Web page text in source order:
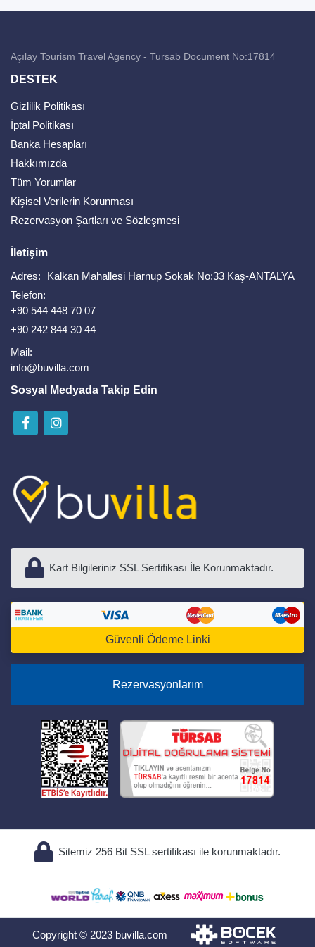
Açılay Tourism Travel Agency - Tursab Document No:17814
DESTEK
Gizlilik Politikası
İptal Politikası
Banka Hesapları
Hakkımızda
Tüm Yorumlar
Kişisel Verilerin Korunması
Rezervasyon Şartları ve Sözleşmesi
İletişim
Adres:
Kalkan Mahallesi Harnup Sokak No:33 Kaş-ANTALYA
Telefon:
+90 544 448 70 07
+90 242 844 30 44
Mail:
info@buvilla.com
Sosyal Medyada Takip Edin
Kart Bilgileriniz SSL Sertifikası İle Korunmaktadır.
Güvenli Ödeme Linki
Rezervasyonlarım
Sitemiz 256 Bit SSL sertifikası ile korunmaktadır.
Copyright © 2023 buvilla.com